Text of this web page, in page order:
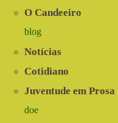
O Candeeiro
blog
Notícias
Cotidiano
Juventude em Prosa
doe